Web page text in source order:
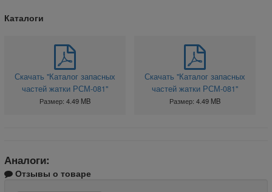
Каталоги
Скачать "Каталог запасных
частей жатки РСМ-081"
Размер: 4.49 MB
Скачать "Каталог запасных
частей жатки РСМ-081"
Размер: 4.49 MB
Аналоги:
Отзывы о товаре